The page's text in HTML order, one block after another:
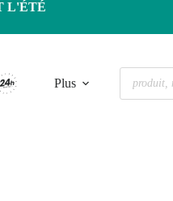
L'ÉTÉ
Plus
Recherche
produits